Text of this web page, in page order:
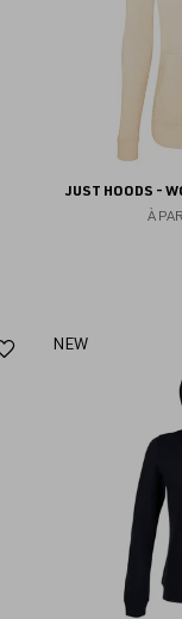
JUST HOODS -
À
Ajouter
NEW